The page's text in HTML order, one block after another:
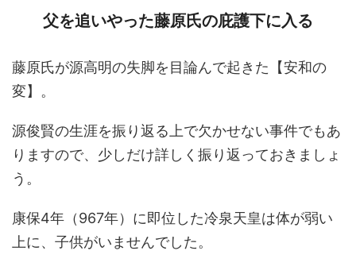
父を追いやった藤原氏の庇護下に入る
藤原氏が源高明の失脚を目論んで起きた【安和の
変】。
源俊賢の生涯を振り返る上で欠かせない事件でもあ
りますので、少しだけ詳しく振り返っておきましょ
う。
康保4年（967年）に即位した冷泉天皇は体が弱い
上に、子供がいませんでした。